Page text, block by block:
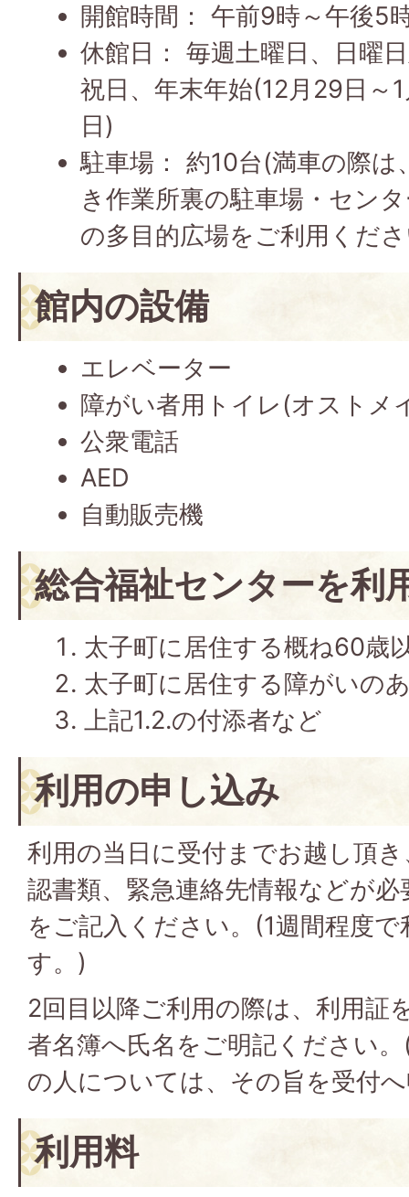
開館時間： 午前9時～午後5
休館日： 毎週土曜日、日曜
祝日、年末年始(12月29日～
日)
駐車場： 約10台(満車の際は
き作業所裏の駐車場・セン
の多目的広場をご利用くだ
館内の設備
エレベーター
障がい者用トイレ(オストメ
公衆電話
AED
自動販売機
総合福祉センターを利
太子町に居住する概ね60歳
太子町に居住する障がいの
上記1.2.の付添者など
利用の申し込み
利用の当日に受付までお越し頂
認書類、緊急連絡先情報などが
をご記入ください。(1週間程度
す。)
2回目以降ご利用の際は、利用証
者名簿へ氏名をご明記ください
の人については、その旨を受付
利用料